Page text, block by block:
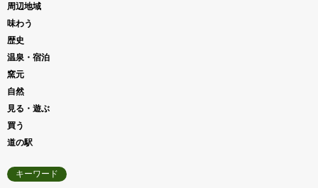
周辺地域
味わう
歴史
温泉・宿泊
窯元
自然
見る・遊ぶ
買う
道の駅
キーワード